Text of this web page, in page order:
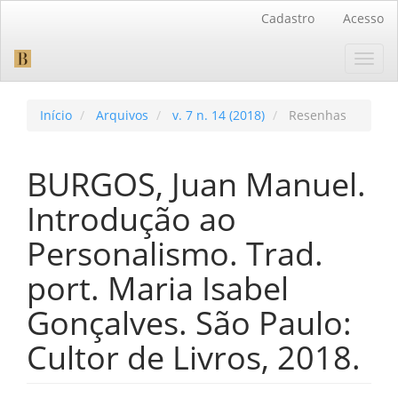
Barra
Cadastro Acesso
Início Arquivos v. 7 n. 14 (2018) Resenhas
BURGOS, Juan Manuel.
Introdução ao
Personalismo. Trad.
port. Maria Isabel
Gonçalves. São Paulo:
Cultor de Livros, 2018.